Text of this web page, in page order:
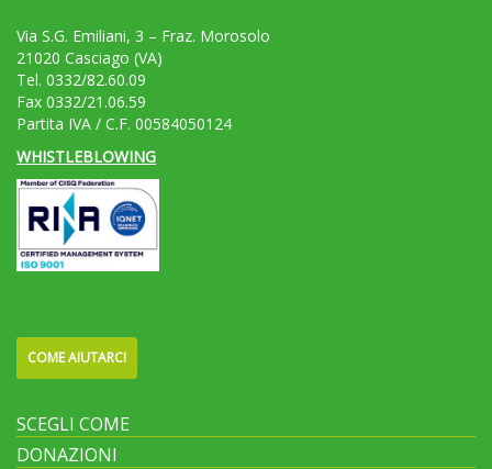
Via S.G. Emiliani, 3 – Fraz. Morosolo
21020 Casciago (VA)
Tel. 0332/82.60.09
Fax 0332/21.06.59
Partita IVA / C.F. 00584050124
WHISTLEBLOWING
COME AIUTARCI
SCEGLI COME
DONAZIONI